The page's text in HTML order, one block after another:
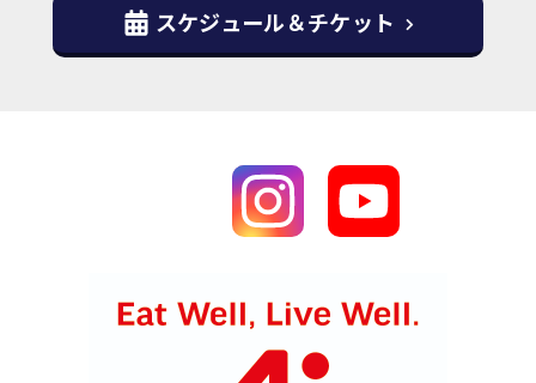
スケジュール＆チケット